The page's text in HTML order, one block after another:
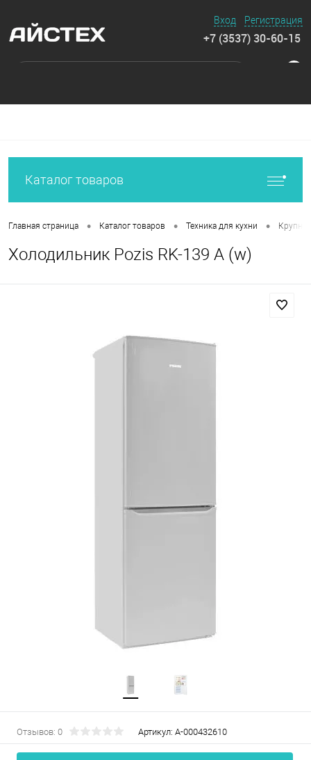
Вход Регистрация
+7 (3537) 30-60-15
Каталог товаров
Главная страница • Каталог товаров • Техника для кухни •
Холодильник Pozis RK-139 А (w)
Отзывов: 0 Артикул: А-000432610